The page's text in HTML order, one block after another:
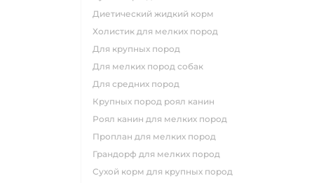
диетический жидкий корм
холистик для мелких пород
для крупных пород
для мелких пород собак
для средних пород
крупных пород роял канин
роял канин для мелких пород
проплан для мелких пород
грандорф для мелких пород
сухой корм для крупных пород